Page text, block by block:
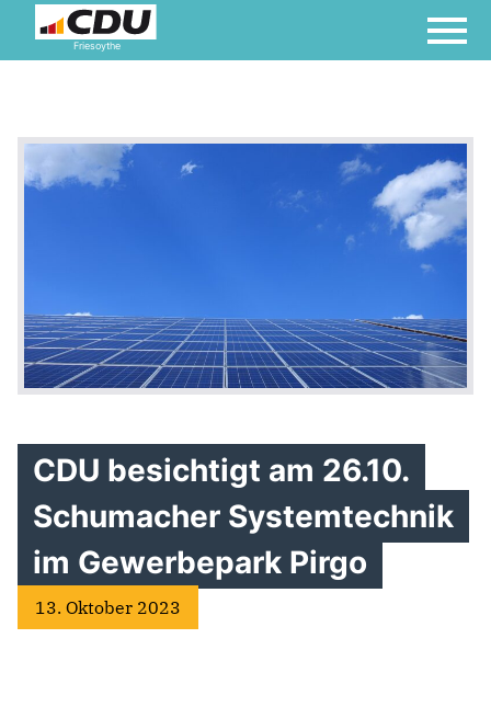
Friesoythe
CDU besichtigt am 26.10.
Schumacher Systemtechnik
im Gewerbepark Pirgo
13. Oktober 2023